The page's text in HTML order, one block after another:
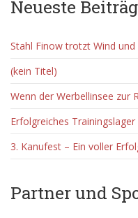
Neueste
Stahl Finow trotzt Wind
(kein Titel)
Wenn der Werbellinsee zur
Erfolgreiches Trainingslager
3. Kanufest – Ein voller
Partner und